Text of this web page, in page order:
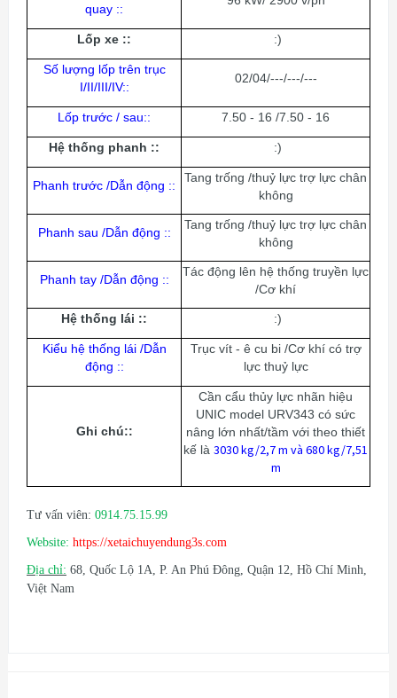
quay ::
Lốp xe :: :)
Số lượng lốp trên trục
I/II/III/IV::
02/04/---/---/---
Lốp trước / sau:: 7.50 - 16 /7.50 - 16
Hệ thống phanh :: :)
Phanh trước /Dẫn động ::
Tang trống /thuỷ lực trợ lực chân
không
Phanh sau /Dẫn động ::
Tang trống /thuỷ lực trợ lực chân
không
Phanh tay /Dẫn động ::
Tác động lên hệ thống truyền lực
/Cơ khí
Hệ thống lái :: :)
Kiểu hệ thống lái /Dẫn
động ::
Trục vít - ê cu bi /Cơ khí có trợ
lực thuỷ lực
Ghi chú::
Cần cẩu thủy lực nhãn hiệu
UNIC model URV343 có sức
nâng lớn nhất/tầm với theo thiết
kế là 3030 kg/2,7 m và 680 kg/7,51
m
Tư vấn viên: 0914.75.15.99
Website: https://xetaichuyendung3s.com
Địa chỉ: 68, Quốc Lộ 1A, P. An Phú Đông, Quận 12, Hồ Chí Minh,
Việt Nam